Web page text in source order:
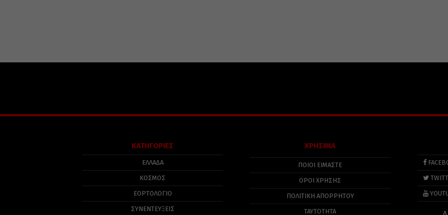
ΚΑΤΗΓΟΡΙΕΣ
ΕΛΛΑΔΑ
ΚΟΣΜΟΣ
ΕΟΡΤΟΛΟΓΙΟ
ΣΥΝΕΝΤΕΥΞΕΙΣ
ΧΡΗΣΙΜΑ
ΠΟΙΟΙ ΕΙΜΑΣΤΕ
ΟΡΟΙ ΧΡΗΣΗΣ
ΠΟΛΙΤΙΚΉ ΑΠΟΡΡΉΤΟΥ
ΤΑΥΤΟΤΗΤΑ